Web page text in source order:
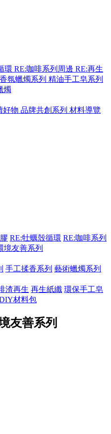
環 RE:咖啡系列周邊 RE:再生
香氛蠟燭系列 精油手工皂系列
燭
好物 品牌共創系列 材料導覽
RE:牡蠣殼循環 RE:咖啡系列
境友善系列
手工揉香系列 藝術蠟燭系列
渣再生 再生紙纖 環保手工皂
材料包
友善系列